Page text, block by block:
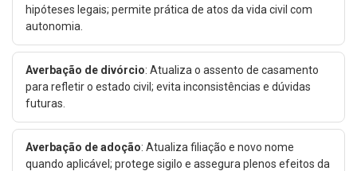
hipóteses legais; permite prática de atos da vida civil com
autonomia.
Averbação de divórcio: Atualiza o assento de casamento
para refletir o estado civil; evita inconsistências e dúvidas
futuras.
Averbação de adoção: Atualiza filiação e novo nome
quando aplicável; protege sigilo e assegura plenos efeitos da